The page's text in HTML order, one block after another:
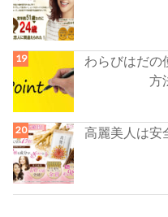
わらびはだの
方
高麗美人は安